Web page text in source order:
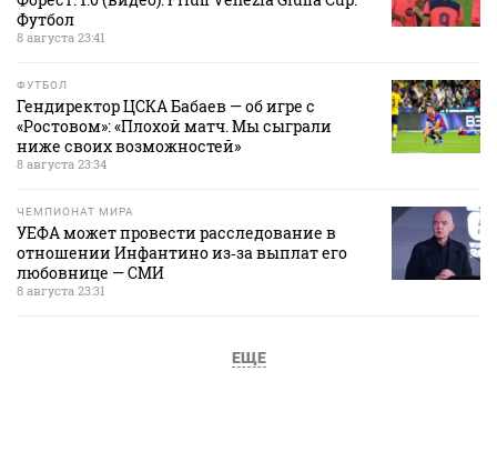
Футбол
8 августа 23:41
ФУТБОЛ
Гендиректор ЦСКА Бабаев — об игре с
«Ростовом»: «Плохой матч. Мы сыграли
ниже своих возможностей»
8 августа 23:34
ЧЕМПИОНАТ МИРА
УЕФА может провести расследование в
отношении Инфантино из‑за выплат его
любовнице — СМИ
8 августа 23:31
ЕЩЕ